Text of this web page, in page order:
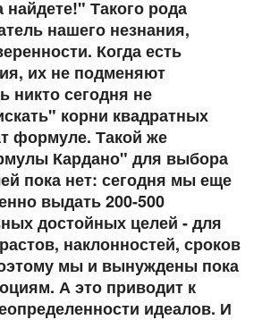
Такого рода
нашего незнания,
Когда есть
их не подменяют
никто сегодня не
корни квадратных
формуле. Такой же
Кардано" для выбора
пока нет: сегодня мы еще
выдать 200-500
достойных целей - для
наклонностей, сроков
мы и вынуждены пока
А это приводит к
идеалов. И